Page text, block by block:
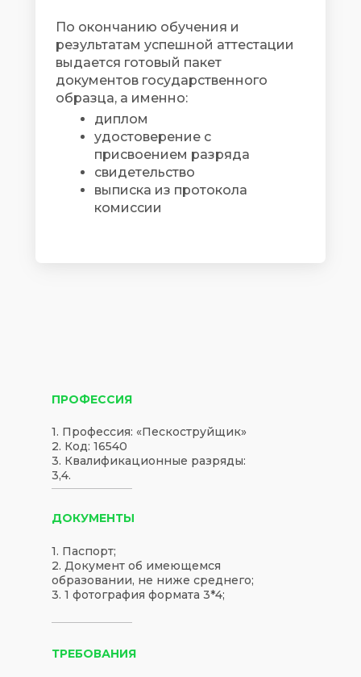
По окончанию обучения и
результатам успешной аттестации
выдается готовый пакет
документов государственного
образца, а именно:
диплом
удостоверение с
присвоением разряда
свидетельство
выписка из протокола
комиссии
ПРОФЕССИЯ
ДОКУМЕНТЫ
ТРЕБОВАНИЯ
1. Профессия: «Пескоструйщик»
2. Код: 16540
3. Квалификационные разряды:
3,4.
1. Паспорт;
2. Документ об имеющемся
образовании, не ниже среднего;
3. 1 фотография формата 3*4;